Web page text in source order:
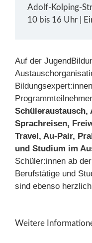
Adolf-Kolping-
10 bis 16 Uhr |
Auf der
Schüleraustausch,
Sprachreisen,
Travel, Au-Pair,
und Studium im
Schüler:innen ab
Berufstätige und
sind ebenso
Weitere